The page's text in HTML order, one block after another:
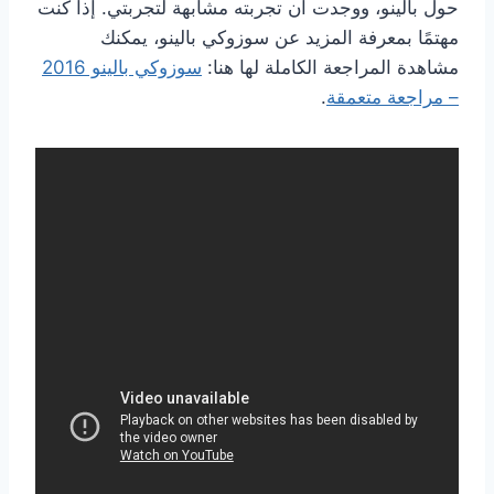
حول بالينو، ووجدت أن تجربته مشابهة لتجربتي. إذا كنت
مهتمًا بمعرفة المزيد عن سوزوكي بالينو، يمكنك
مشاهدة المراجعة الكاملة لها هنا:
سوزوكي بالينو 2016
– مراجعة متعمقة.